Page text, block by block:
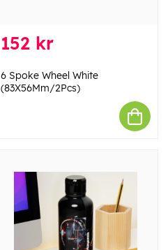
152 kr
6 Spoke Wheel White
(83X56Mm/2Pcs)